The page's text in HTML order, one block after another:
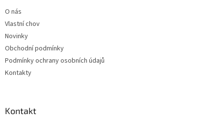
O nás
Vlastní chov
Novinky
Obchodní podmínky
Podmínky ochrany osobních údajů
Kontakty
Kontakt